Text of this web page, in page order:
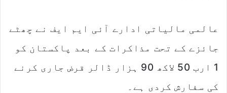
عالمی مالیاتی ادارے آئی ایم ایف نے چھٹے
جائزے کے تحت مذاکرات کے بعد پاکستان کو
1 ارب 50 لاکھ 90 ہزار ڈالر قرض جاری کرنے
کی سفارش کردی ہے۔